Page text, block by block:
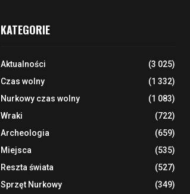
KATEGORIE
Aktualności
(3 025)
Czas wolny
(1 332)
Nurkowy czas wolny
(1 083)
Wraki
(722)
Archeologia
(659)
Miejsca
(535)
Reszta świata
(527)
Sprzęt Nurkowy
(349)